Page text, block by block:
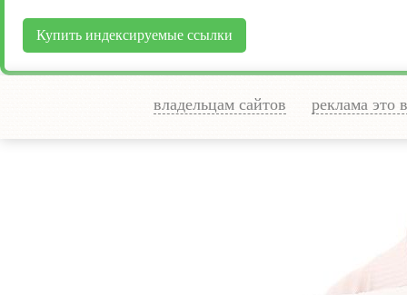
Купить индексируемые ссылки
владельцам сайтов реклама это